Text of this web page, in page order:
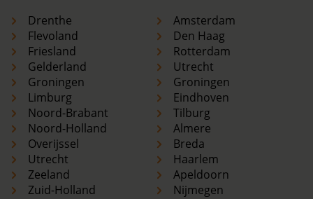
Drenthe
Flevoland
Friesland
Gelderland
Groningen
Limburg
Noord-Brabant
Noord-Holland
Overijssel
Utrecht
Zeeland
Zuid-Holland
Amsterdam
Den Haag
Rotterdam
Utrecht
Groningen
Eindhoven
Tilburg
Almere
Breda
Haarlem
Apeldoorn
Nijmegen